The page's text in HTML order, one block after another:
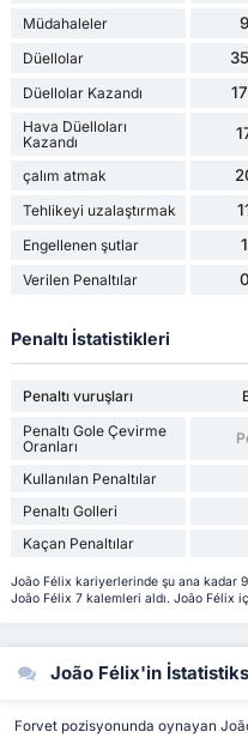
Müdahaleler 9
Düellolar
Düellolar Kazandı
Hava Düelloları
Kazandı
çalım atmak
Tehlikeyi uzalaştırmak
Engellenen şutlar 1
Verilen Penaltılar 0
Penaltı İstatistikleri
Penaltı vuruşları
Penaltı Gole Çevirme
Oranları
Kullanılan Penaltılar
Penaltı Golleri
Kaçan Penaltılar
João Félix kariyerlerinde şu ana kadar
João Félix 7 kalemleri aldı. João Félix
João Félix'in
Forvet pozisyonunda oynayan